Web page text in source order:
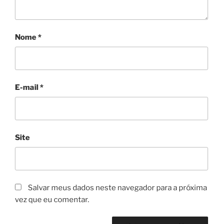
Nome*
E-mail*
Site
Salvar meus dados neste navegador para a próxima
vez que eu comentar.